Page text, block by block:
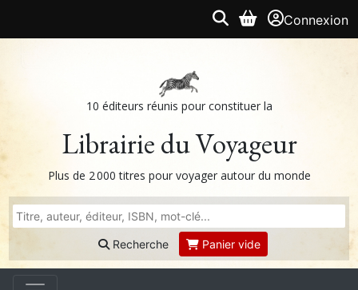
Connexion
10 éditeurs réunis pour constituer la
Librairie du Voyageur
Plus de 2 000 titres pour voyager autour du monde
Recherche Panier vide